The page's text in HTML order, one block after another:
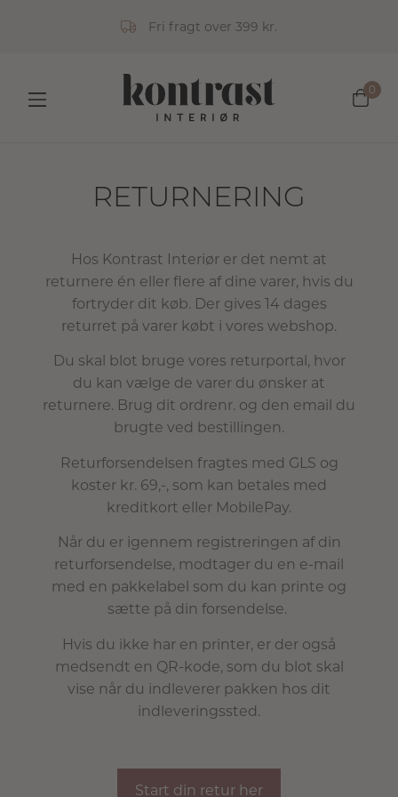
Fri fragt over 399 kr.
0
RETURNERING
Hos Kontrast Interiør er det nemt at
returnere én eller flere af dine varer, hvis du
fortryder dit køb. Der gives 14 dages
returret på varer købt i vores webshop.
Du skal blot bruge vores returportal, hvor
du kan vælge de varer du ønsker at
returnere. Brug dit ordrenr. og den email du
brugte ved bestillingen.
Returforsendelsen fragtes med GLS og
koster kr. 69,-, som kan betales med
kreditkort eller MobilePay.
Når du er igennem registreringen af din
returforsendelse, modtager du en e-mail
med en pakkelabel som du kan printe og
sætte på din forsendelse.
Hvis du ikke har en printer, er der også
medsendt en QR-kode, som du blot skal
vise når du indleverer pakken hos dit
indleveringssted.
Start din retur her